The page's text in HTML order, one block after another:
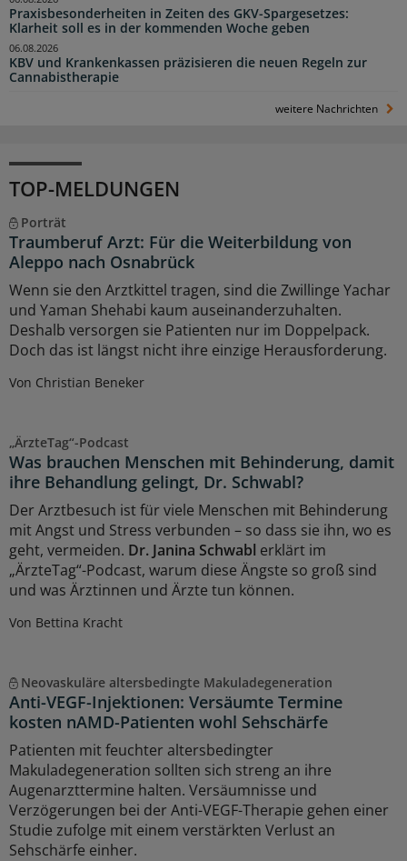
Praxisbesonderheiten in Zeiten des GKV-Spargesetzes:
Klarheit soll es in der kommenden Woche geben
KBV und Krankenkassen präzisieren die neuen Regeln zur
Cannabistherapie
06.08.2026
weitere Nachrichten
TOP-MELDUNGEN
Porträt
Traumberuf Arzt: Für die Weiterbildung von
Aleppo nach Osnabrück
Wenn sie den Arztkittel tragen, sind die Zwillinge Yachar
und Yaman Shehabi kaum auseinanderzuhalten.
Deshalb versorgen sie Patienten nur im Doppelpack.
Doch das ist längst nicht ihre einzige Herausforderung.
Von Christian Beneker
„ÄrzteTag“-Podcast
Was brauchen Menschen mit Behinderung, damit
ihre Behandlung gelingt, Dr. Schwabl?
Der Arztbesuch ist für viele Menschen mit Behinderung
mit Angst und Stress verbunden – so dass sie ihn, wo es
geht, vermeiden. Dr. Janina Schwabl erklärt im
„ÄrzteTag“-Podcast, warum diese Ängste so groß sind
und was Ärztinnen und Ärzte tun können.
Von Bettina Kracht
Neovaskuläre altersbedingte Makuladegeneration
Anti-VEGF-Injektionen: Versäumte Termine
kosten nAMD-Patienten wohl Sehschärfe
Patienten mit feuchter altersbedingter
Makuladegeneration sollten sich streng an ihre
Augenarzttermine halten. Versäumnisse und
Verzögerungen bei der Anti-VEGF-Therapie gehen einer
Studie zufolge mit einem verstärkten Verlust an
Sehschärfe einher.